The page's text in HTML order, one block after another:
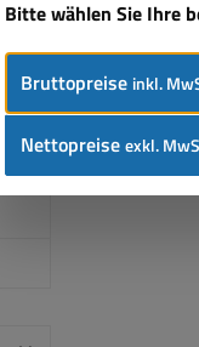
Bitte wählen Sie Ihre
Bruttopreise inkl.
Nettopreiseexkl.